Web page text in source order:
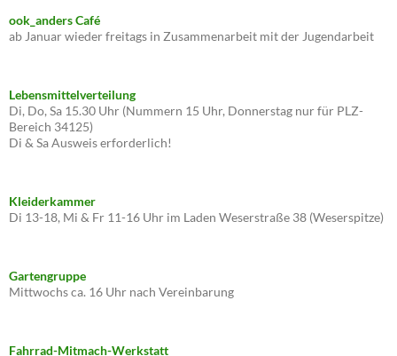
ook_anders Café
ab Januar wieder freitags in Zusammenarbeit mit der Jugendarbeit
Lebensmittelverteilung
Di, Do, Sa 15.30 Uhr (Nummern 15 Uhr, Donnerstag nur für PLZ-
Bereich 34125)
Di & Sa Ausweis erforderlich!
Kleiderkammer
Di 13-18, Mi & Fr 11-16 Uhr im Laden Weserstraße 38 (Weserspitze)
Gartengruppe
Mittwochs ca. 16 Uhr nach Vereinbarung
Fahrrad-Mitmach-Werkstatt